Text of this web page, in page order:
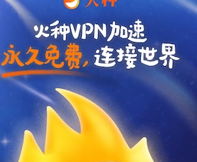
反对
反对[0]